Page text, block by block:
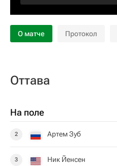
О матче Протокол
Оттава
На поле
2 Артем Зуб
3 Ник Йенсен